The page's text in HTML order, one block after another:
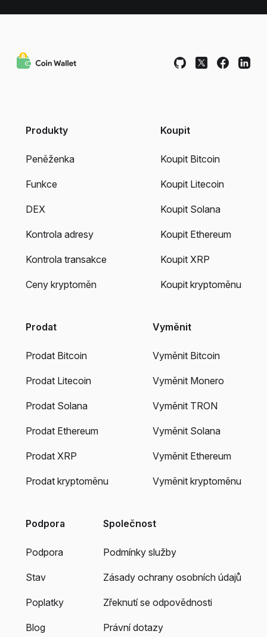
Produkty
Peněženka
Funkce
DEX
Kontrola adresy
Kontrola transakce
Ceny kryptoměn
Koupit
Koupit Bitcoin
Koupit Litecoin
Koupit Solana
Koupit Ethereum
Koupit XRP
Koupit kryptoměnu
Prodat
Prodat Bitcoin
Prodat Litecoin
Prodat Solana
Prodat Ethereum
Prodat XRP
Prodat kryptoměnu
Vyměnit
Vyměnit Bitcoin
Vyměnit Monero
Vyměnit TRON
Vyměnit Solana
Vyměnit Ethereum
Vyměnit kryptoměnu
Podpora
Podpora
Stav
Poplatky
Blog
Společnost
Podmínky služby
Zásady ochrany osobních údajů
Zřeknutí se odpovědnosti
Právní dotazy